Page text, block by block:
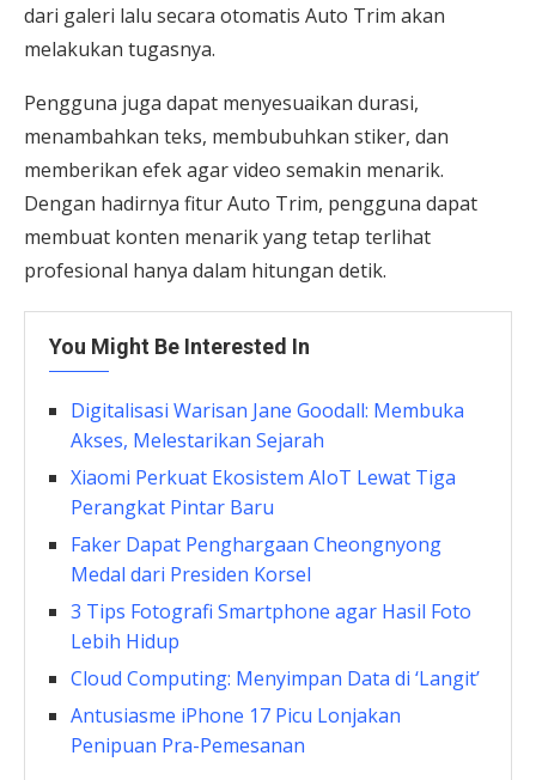
dari galeri lalu secara otomatis Auto Trim akan
melakukan tugasnya.
Pengguna juga dapat menyesuaikan durasi,
menambahkan teks, membubuhkan stiker, dan
memberikan efek agar video semakin menarik.
Dengan hadirnya fitur Auto Trim, pengguna dapat
membuat konten menarik yang tetap terlihat
profesional hanya dalam hitungan detik.
You Might Be Interested In
Digitalisasi Warisan Jane Goodall: Membuka
Akses, Melestarikan Sejarah
Xiaomi Perkuat Ekosistem AIoT Lewat Tiga
Perangkat Pintar Baru
Faker Dapat Penghargaan Cheongnyong
Medal dari Presiden Korsel
3 Tips Fotografi Smartphone agar Hasil Foto
Lebih Hidup
Cloud Computing: Menyimpan Data di ‘Langit’
Antusiasme iPhone 17 Picu Lonjakan
Penipuan Pra-Pemesanan